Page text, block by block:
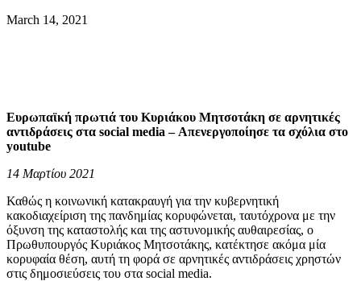
March 14, 2021
Ευρωπαϊκή πρωτιά του Κυριάκου Μητσοτάκη σε αρνητικές
αντιδράσεις στα social media – Απενεργοποίησε τα σχόλια στο
youtube
14 Μαρτίου 2021
Καθώς η κοινωνική κατακραυγή για την κυβερνητική
κακοδιαχείριση της πανδημίας κορυφώνεται, ταυτόχρονα με την
όξυνση της καταστολής και της αστυνομικής αυθαιρεσίας, ο
Πρωθυπουργός Κυριάκος Μητσοτάκης, κατέκτησε ακόμα μία
κορυφαία θέση, αυτή τη φορά σε αρνητικές αντιδράσεις χρηστών
στις δημοσιεύσεις του στα social media.